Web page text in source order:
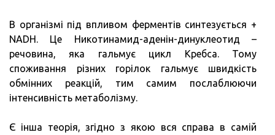
В організмі під впливом ферментів синтезується +
NADH. Це Никотинамид-аденін-динуклеотид –
речовина, яка гальмує цикл Кребса. Тому
споживання різних горілок гальмує швидкість
обмінних реакцій, тим самим послаблюючи
інтенсивність метаболізму.
Є інша теорія, згідно з якою вся справа в самій